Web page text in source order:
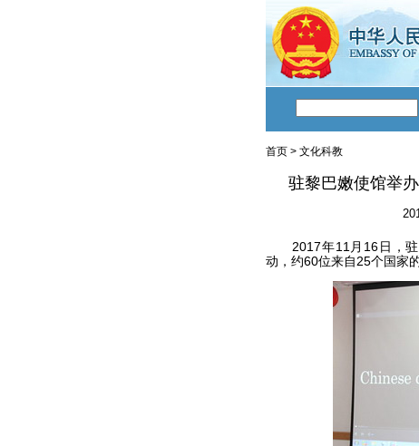
首页 > 文化科教
驻黎巴嫩使馆举
2017年11月16日，驻
动，约60位来自25个国家